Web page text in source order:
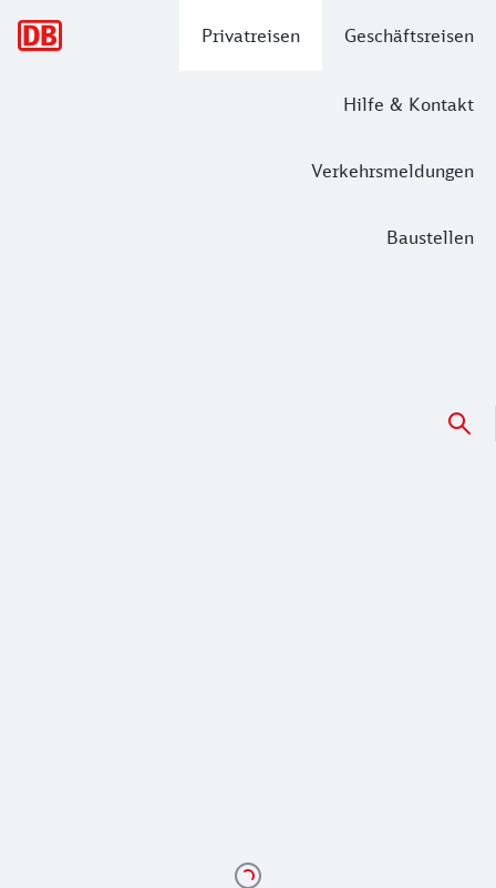
Privatreisen Geschäftsreisen
Hilfe & Kontakt
Verkehrsmeldungen
Baustellen